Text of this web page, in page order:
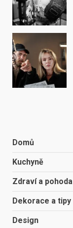
Domů
Kuchyně
Zdraví a pohoda
Dekorace a tipy
Design